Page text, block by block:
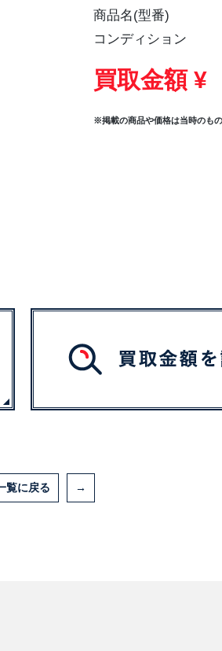
商品名(型番)
コンディション
買取金額 ¥
※掲載の商品や価格は当時のも
覧に戻る →